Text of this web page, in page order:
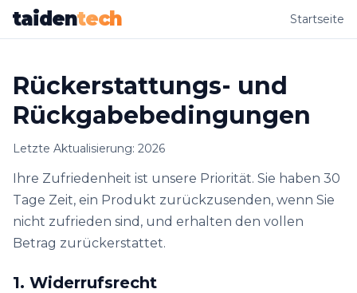
taidentech Startseite
Rückerstattungs- und
Rückgabebedingungen
Letzte Aktualisierung: 2026
Ihre Zufriedenheit ist unsere Priorität. Sie haben 30
Tage Zeit, ein Produkt zurückzusenden, wenn Sie
nicht zufrieden sind, und erhalten den vollen
Betrag zurückerstattet.
1. Widerrufsrecht